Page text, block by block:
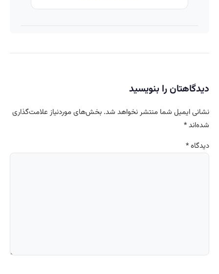
دیدگاهتان را بنویسید
نشانی ایمیل شما منتشر نخواهد شد. بخش‌های موردنیاز علامت‌گذاری
شده‌اند*
دیدگاه*